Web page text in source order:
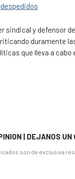
sindical y defensor
duramente
que lleva a
| DEJANOS UN
son de exclusiva